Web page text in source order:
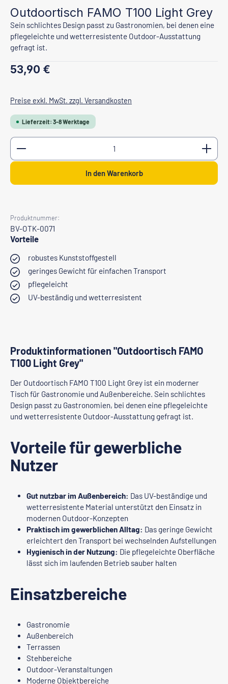
Outdoortisch FAMO T100 Light Grey
Sein schlichtes Design passt zu Gastronomien, bei denen eine
pflegeleichte und wetterresistente Outdoor-Ausstattung
gefragt ist.
Regulärer Preis:
53,90 €
Preise exkl. MwSt. zzgl. Versandkosten
Lieferzeit: 3-8 Werktage
Produkt Anzahl: Gib den gewünschten Wert ein
In den Warenkorb
Produktnummer:
BV-OTK-0071
Vorteile
robustes Kunststoffgestell
geringes Gewicht für einfachen Transport
pflegeleicht
UV-beständig und wetterresistent
Produktinformationen "Outdoortisch FAMO
T100 Light Grey"
Der Outdoortisch FAMO T100 Light Grey ist ein moderner
Tisch für Gastronomie und Außenbereiche. Sein schlichtes
Design passt zu Gastronomien, bei denen eine pflegeleichte
und wetterresistente Outdoor-Ausstattung gefragt ist.
Vorteile für gewerbliche
Nutzer
Gut nutzbar im Außenbereich: Das UV-beständige und
wetterresistente Material unterstützt den Einsatz in
modernen Outdoor-Konzepten
Praktisch im gewerblichen Alltag: Das geringe Gewicht
erleichtert den Transport bei wechselnden Aufstellungen
Hygienisch in der Nutzung: Die pflegeleichte Oberfläche
lässt sich im laufenden Betrieb sauber halten
Einsatzbereiche
Gastronomie
Außenbereich
Terrassen
Stehbereiche
Outdoor-Veranstaltungen
Moderne Objektbereiche